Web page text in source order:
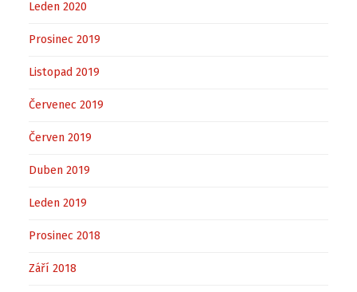
Leden 2020
Prosinec 2019
Listopad 2019
Červenec 2019
Červen 2019
Duben 2019
Leden 2019
Prosinec 2018
Září 2018